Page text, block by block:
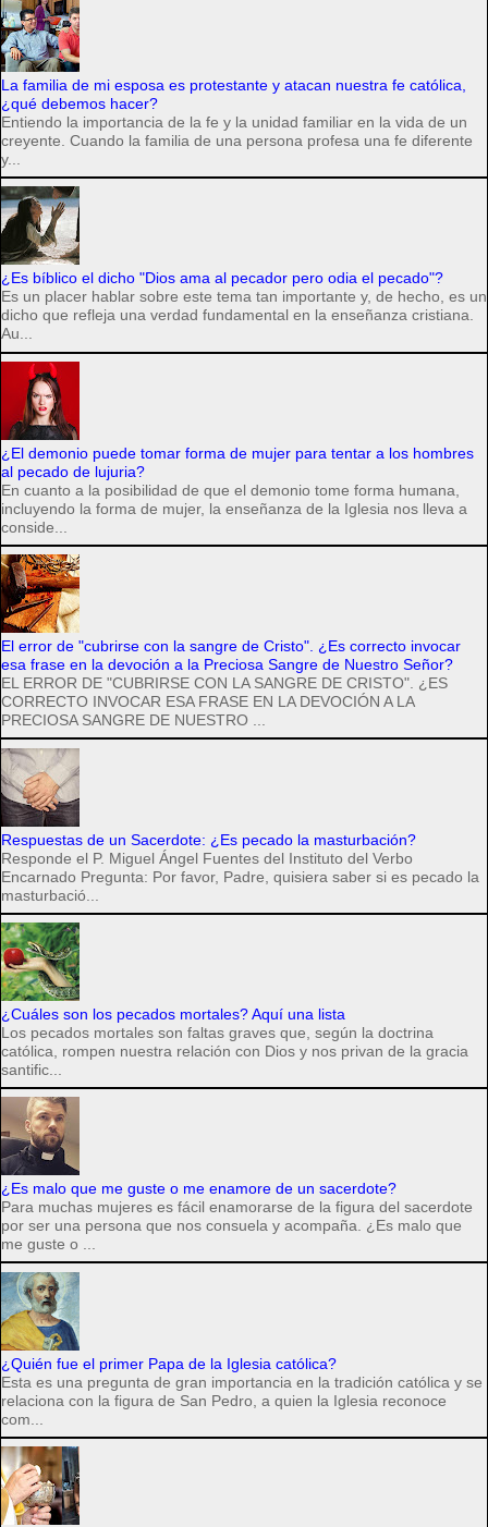
La familia de mi esposa es protestante y atacan nuestra fe católica,
¿qué debemos hacer?
Entiendo la importancia de la fe y la unidad familiar en la vida de un
creyente. Cuando la familia de una persona profesa una fe diferente
y...
¿Es bíblico el dicho "Dios ama al pecador pero odia el pecado"?
Es un placer hablar sobre este tema tan importante y, de hecho, es un
dicho que refleja una verdad fundamental en la enseñanza cristiana.
Au...
¿El demonio puede tomar forma de mujer para tentar a los hombres
al pecado de lujuria?
En cuanto a la posibilidad de que el demonio tome forma humana,
incluyendo la forma de mujer, la enseñanza de la Iglesia nos lleva a
conside...
El error de "cubrirse con la sangre de Cristo". ¿Es correcto invocar
esa frase en la devoción a la Preciosa Sangre de Nuestro Señor?
EL ERROR DE "CUBRIRSE CON LA SANGRE DE CRISTO". ¿ES
CORRECTO INVOCAR ESA FRASE EN LA DEVOCIÓN A LA
PRECIOSA SANGRE DE NUESTRO ...
Respuestas de un Sacerdote: ¿Es pecado la masturbación?
Responde el P. Miguel Ángel Fuentes del Instituto del Verbo
Encarnado Pregunta: Por favor, Padre, quisiera saber si es pecado la
masturbació...
¿Cuáles son los pecados mortales? Aquí una lista
Los pecados mortales son faltas graves que, según la doctrina
católica, rompen nuestra relación con Dios y nos privan de la gracia
santific...
¿Es malo que me guste o me enamore de un sacerdote?
Para muchas mujeres es fácil enamorarse de la figura del sacerdote
por ser una persona que nos consuela y acompaña. ¿Es malo que
me guste o ...
¿Quién fue el primer Papa de la Iglesia católica?
Esta es una pregunta de gran importancia en la tradición católica y se
relaciona con la figura de San Pedro, a quien la Iglesia reconoce
com...